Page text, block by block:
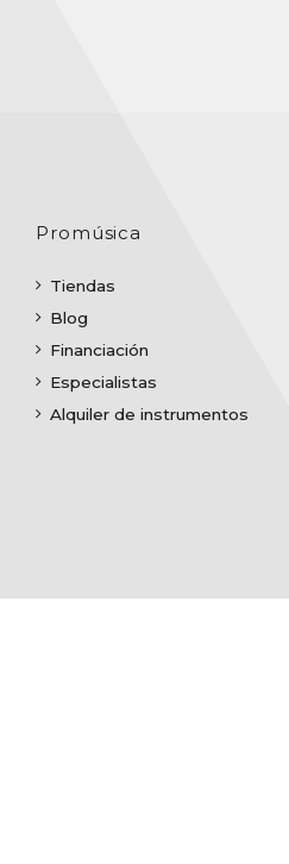
Promúsica
Tiendas
Blog
Financiación
Especialistas
Alquiler de instrumentos